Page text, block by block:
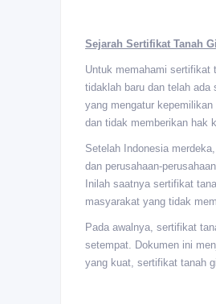
Sejarah Sertifikat Tanah
Untuk memahami sertifikat
tidaklah baru dan telah
yang mengatur
dan tidak memberikan hak
Setelah Indonesia
dan perusahaan-
Inilah saatnya sertifikat
masyarakat yang tidak
Pada awalnya, sertifikat
setempat. Dokumen ini
yang kuat, sertifikat tanah